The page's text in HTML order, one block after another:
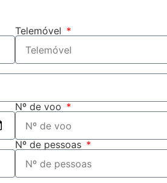
Telemóvel
Nº de voo
Nº de pessoas